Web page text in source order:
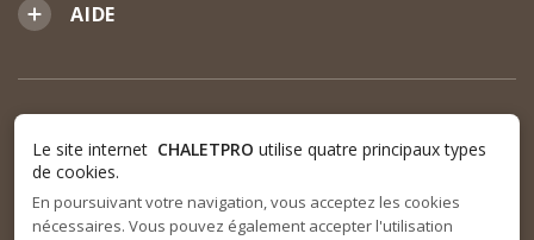
AIDE
Le site internet CHALETPRO utilise quatre principaux types
de cookies.
En poursuivant votre navigation, vous acceptez les cookies
nécessaires. Vous pouvez également accepter l'utilisation